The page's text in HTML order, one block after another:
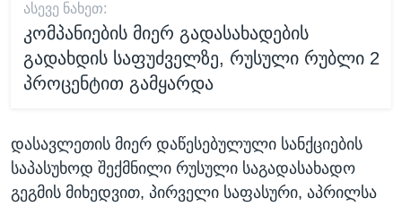
ᲐᲡᲔᲕᲔ ᲜᲐᲮᲔᲗ:
კომპანიების მიერ გადასახადების
გადახდის საფუძველზე, რუსული რუბლი 2
პროცენტით გამყარდა
დასავლეთის მიერ დაწესებულული სანქციების
საპასუხოდ შექმნილი რუსული საგადასახადო
გეგმის მიხედვით, პირველი საფასური, აპრილსა